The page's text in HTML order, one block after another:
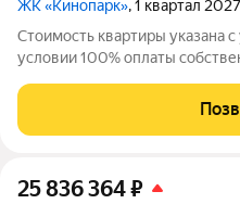
ЖК «Кинопарк», 1 квартал 2027
Стоимость квартиры указана
условии 100% оплаты
(Росстройинвест). Квартира
Очередь 1, Корпус 1
25 836 364₽